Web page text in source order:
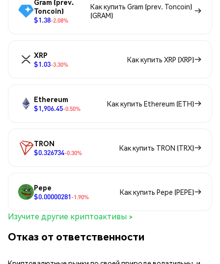
Gram (prev.
Toncoin)
$1.38-2.08%
Как купить Gram (prev. Toncoin)
(GRAM)
XRP
$1.03-3.30%
Как купить XRP (XRP)
Ethereum
$1,906.45-0.50%
Как купить Ethereum (ETH)
TRON
$0.326734-0.30%
Как купить TRON (TRX)
Pepe
$0.00000281-1.90%
Как купить Pepe (PEPE)
Изучите другие криптоактивы >
Отказ от ответственности